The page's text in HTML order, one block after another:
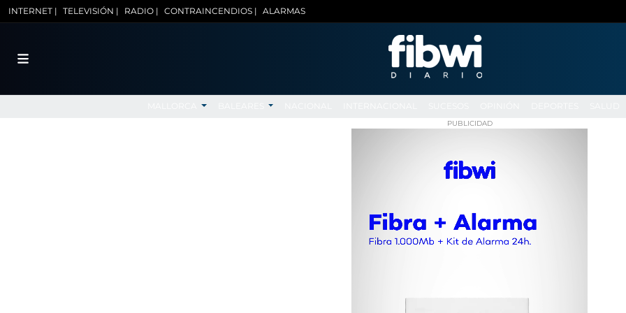
INTERNET | TELEVISIÓN | RADIO | CONTRAINCENDIOS | ALARMAS